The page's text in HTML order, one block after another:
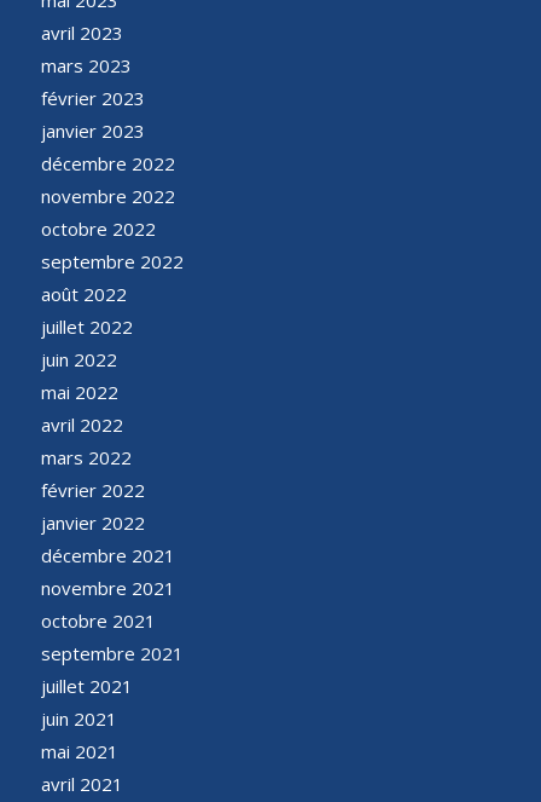
avril 2023
mars 2023
février 2023
janvier 2023
décembre 2022
novembre 2022
octobre 2022
septembre 2022
août 2022
juillet 2022
juin 2022
mai 2022
avril 2022
mars 2022
février 2022
janvier 2022
décembre 2021
novembre 2021
octobre 2021
septembre 2021
juillet 2021
juin 2021
mai 2021
avril 2021